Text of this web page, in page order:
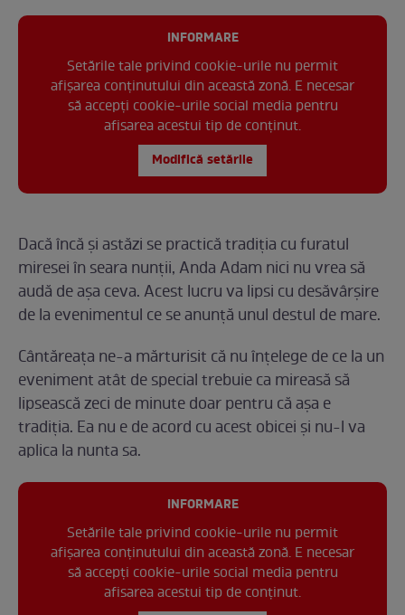
INFORMARE
Setările tale privind cookie-urile nu permit
afișarea conținutului din această zonă. E necesar
să accepți cookie-urile social media pentru
afisarea acestui tip de conținut.
Modifică setările
Dacă încă și astăzi se practică tradiția cu furatul
miresei în seara nunții, Anda Adam nici nu vrea să
audă de așa ceva. Acest lucru va lipsi cu desăvârșire
de la evenimentul ce se anunță unul destul de mare.
Cântăreața ne-a mărturisit că nu înțelege de ce la un
eveniment atât de special trebuie ca mireasă să
lipsească zeci de minute doar pentru că așa e
tradiția. Ea nu e de acord cu acest obicei și nu-l va
aplica la nunta sa.
INFORMARE
Setările tale privind cookie-urile nu permit
afișarea conținutului din această zonă. E necesar
să accepți cookie-urile social media pentru
afisarea acestui tip de conținut.